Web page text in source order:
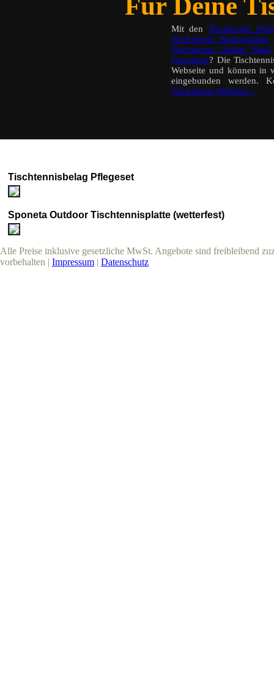
Für Deine
Mit den Tischtennis
Tischtennis Weltrangliste
Tischtennis Online Spiel
Generator? Die
Webseite und können in
eingebunden werden.
Tischtennis Widgets...
Tischtennisbelag Pflegeset
Sponeta Outdoor Tischtennisplatte (wetterfest)
Alle Preise inklusive gesetzliche MwSt. Angebote sind freibleibend
vorbehalten | Impressum | Datenschutz